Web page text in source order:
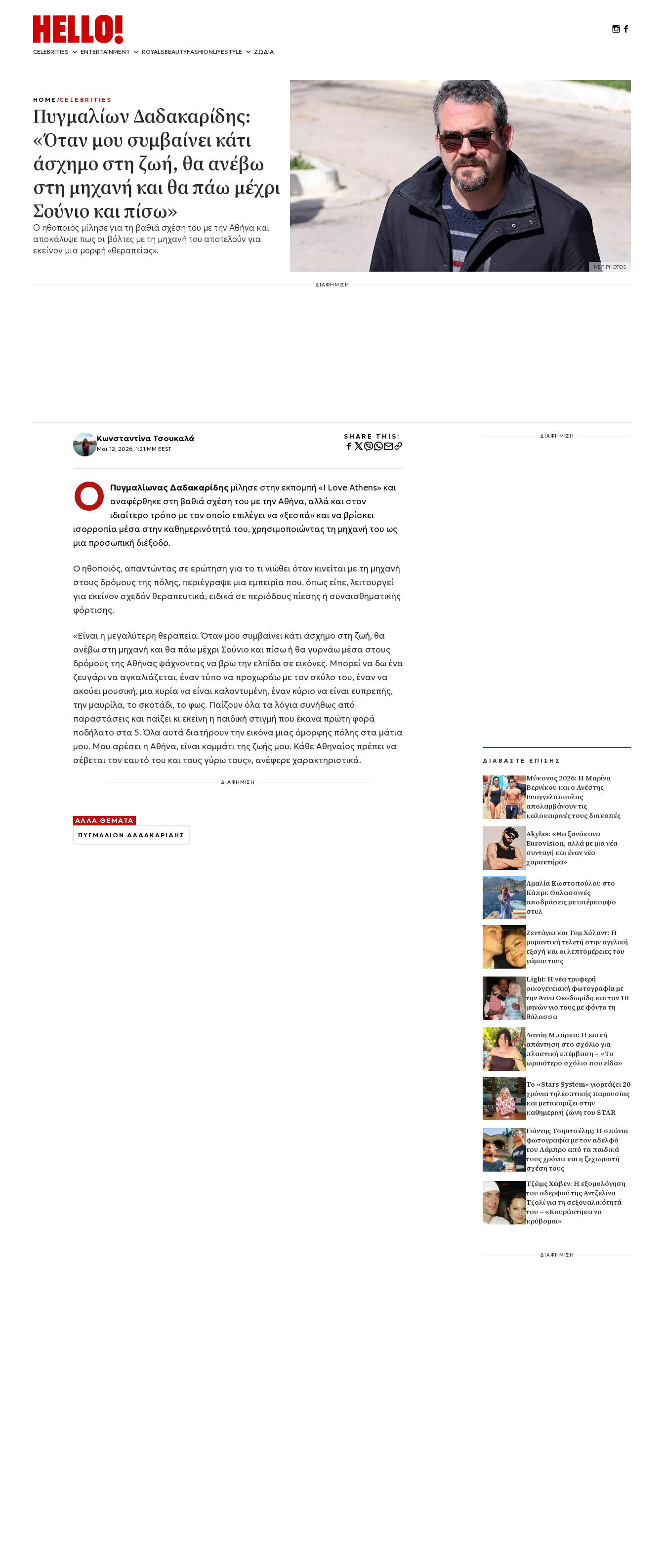
CELEBRITIES ENTERTAINMENT ROYALSBEAUTYFASHIONLIFESTYLE ΖΩΔΙΑ
NDP PHOTOS
HOME CELEBRITIES
Πυγμαλίων Δαδακαρίδης:
«Όταν μου συμβαίνει κάτι
άσχημο στη ζωή, θα ανέβω
στη μηχανή και θα πάω μέχρι
Σούνιο και πίσω»
Ο ηθοποιός μίλησε για τη βαθιά σχέση του με την Αθήνα και
αποκάλυψε πως οι βόλτες με τη μηχανή του αποτελούν για
εκείνον μια μορφή «θεραπείας».
ΔΙΑΦΗΜΙΣΗ
Κωνσταντίνα Τσουκαλά
Μάι 12, 2026, 1:21 ΜΜ EEST
SHARE THIS:
Ο Πυγμαλίωνας Δαδακαρίδης μίλησε στην εκπομπή «I Love Athens» και
αναφέρθηκε στη βαθιά σχέση του με την Αθήνα, αλλά και στον
ιδιαίτερο τρόπο με τον οποίο επιλέγει να «ξεσπά» και να βρίσκει
ισορροπία μέσα στην καθημερινότητά του, χρησιμοποιώντας τη μηχανή του ως
μια προσωπική διέξοδο.
Ο ηθοποιός, απαντώντας σε ερώτηση για το τι νιώθει όταν κινείται με τη μηχανή
στους δρόμους της πόλης, περιέγραψε μια εμπειρία που, όπως είπε, λειτουργεί
για εκείνον σχεδόν θεραπευτικά, ειδικά σε περιόδους πίεσης ή συναισθηματικής
φόρτισης.
«Είναι η μεγαλύτερη θεραπεία. Όταν μου συμβαίνει κάτι άσχημο στη ζωή, θα
ανέβω στη μηχανή και θα πάω μέχρι Σούνιο και πίσω ή θα γυρνάω μέσα στους
δρόμους της Αθήνας ψάχνοντας να βρω την ελπίδα σε εικόνες. Μπορεί να δω ένα
ζευγάρι να αγκαλιάζεται, έναν τύπο να προχωράω με τον σκύλο του, έναν να
ακούει μουσική, μια κυρία να είναι καλοντυμένη, έναν κύριο να είναι ευπρεπής,
την μαυρίλα, το σκοτάδι, το φως. Παίζουν όλα τα λόγια συνήθως από
παραστάσεις και παίζει κι εκείνη η παιδική στιγμή που έκανα πρώτη φορά
ποδήλατο στα 5. Όλα αυτά διατήρουν την εικόνα μιας όμορφης πόλης στα μάτια
μου. Μου αρέσει η Αθήνα, είναι κομμάτι της ζωής μου. Κάθε Αθηναίος πρέπει να
σέβεται τον εαυτό του και τους γύρω τους», ανέφερε χαρακτηριστικά.
ΔΙΑΦΗΜΙΣΗ
ΑΛΛΑ ΘΕΜΑΤΑ
ΠΥΓΜΑΛΙΩΝ ΔΑΔΑΚΑΡΙΔΗΣ
ΔΙΑΦΗΜΙΣΗ
ΔΙΑΒΑΣΤΕ ΕΠΙΣΗΣ
Μύκονος 2026: Η Μαρίνα
Βερνίκου και ο Ανέστης
Ευαγγελόπουλος
απολαμβάνουν τις
καλοκαιρινές τους διακοπές
Akylas: «Θα ξανάκανα
Eurovision, αλλά με μια νέα
συνταγή και έναν νέο
χαρακτήρα»
Αμαλία Κωστοπούλου στο
Κάπρι: Θαλασσινές
αποδράσεις με υπέρκομψο
στυλ
Ζεντάγια και Τομ Χόλαντ: Η
ρομαντική τελετή στην αγγλική
εξοχή και οι λεπτομέρειες του
γάμου τους
Light: Η νέα τρυφερή
οικογενειακή φωτογραφία με
την Άννα Θεοδωρίδη και τον 10
μηνών γιο τους με φόντο τη
θάλασσα
Δανάη Μπάρκα: Η επική
απάντηση στο σχόλιο για
πλαστική επέμβαση – «Το
ωραιότερο σχόλιο που είδα»
Το «Stars System» γιορτάζει 20
χρόνια τηλεοπτικής παρουσίας
και μετακομίζει στην
καθημερινή ζώνη του STAR
Γιάννης Τσιμιτσέλης: Η σπάνια
φωτογραφία με τον αδελφό
του Λάμπρο από τα παιδικά
τους χρόνια και η ξεχωριστή
σχέση τους
Τζέιμς Χέιβεν: Η εξομολόγηση
του αδερφού της Αντζελίνα
Τζολί για τη σεξουαλικότητά
του – «Κουράστηκα να
κρύβομαι»
ΔΙΑΦΗΜΙΣΗ